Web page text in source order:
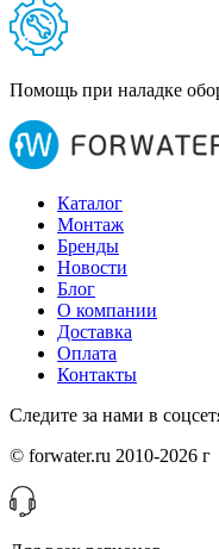
Помощь при наладке
Каталог
Монтаж
Бренды
Новости
Блог
О компании
Доставка
Оплата
Контакты
Следите за нами в
© forwater.ru 2010-2026 г